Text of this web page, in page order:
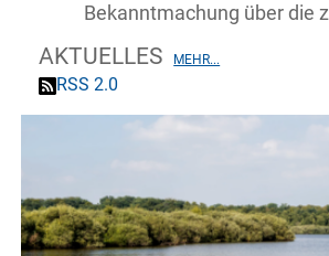
AKTUELLES MEHR...
Bekanntmachung über die
RSS 2.0